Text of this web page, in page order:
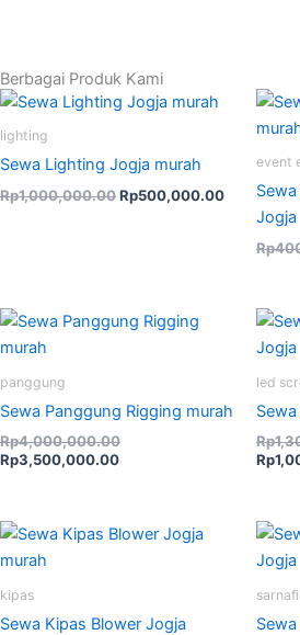
Berbagai Produk Kami
lighting
Sewa Lighting Jogja murah
Rp1,000,000.00
Original
price
Rp500,000.00
Current
event
Jogja
Rp
panggung
Sewa Panggung Rigging murah
Rp4,000,000.00
Original
price
Rp3,500,000.00
Current
price
led
Rp
Rp
kipas
Sewa Kipas Blower Jogja
Original
Current
sarnafil